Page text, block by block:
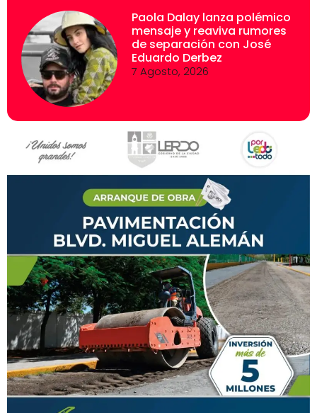
Paola Dalay lanza polémico
mensaje y reaviva rumores
de separación con José
Eduardo Derbez
7 Agosto, 2026